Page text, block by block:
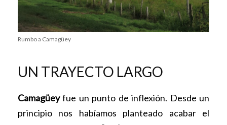
Rumbo a Camagüey
UN TRAYECTO LARGO
Camagüeyfue un punto de inflexión. Desde un
principio nos habíamos planteado acabar el